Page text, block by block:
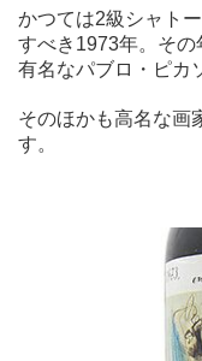
かつては2級シャト
すべき1973年。そ
有名なパブロ・ピカ
そのほかも高名な画
す。